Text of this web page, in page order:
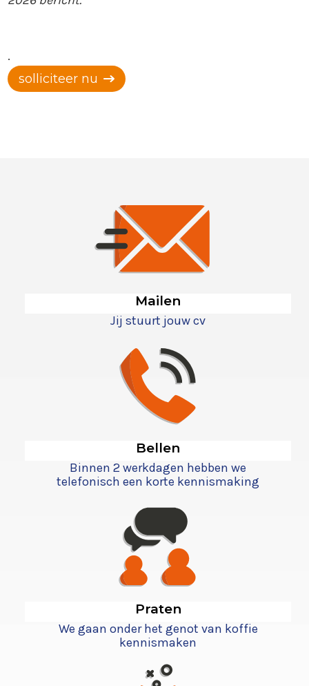
.
solliciteer nu
Mailen
Jij stuurt jouw cv
Bellen
Binnen 2 werkdagen hebben we
telefonisch een korte kennismaking
Praten
We gaan onder het genot van koffie
kennismaken